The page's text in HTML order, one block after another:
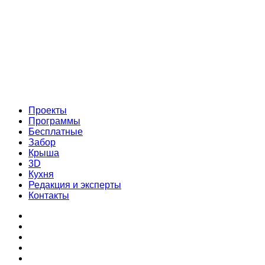
Проекты
Программы
Бесплатные
Забор
Крыша
3D
Кухня
Редакция и эксперты
Контакты